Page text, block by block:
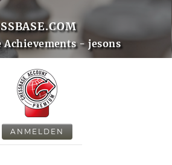
Achievements - jesons
ANMELDEN